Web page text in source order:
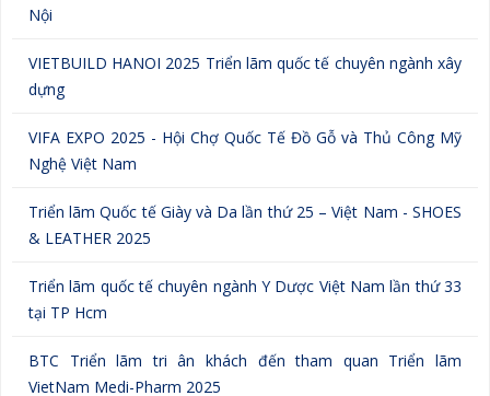
Nội
VIETBUILD HANOI 2025 Triển lãm quốc tế chuyên ngành xây
dựng
VIFA EXPO 2025 - Hội Chợ Quốc Tế Đồ Gỗ và Thủ Công Mỹ
Nghệ Việt Nam
Triển lãm Quốc tế Giày và Da lần thứ 25 – Việt Nam - SHOES
& LEATHER 2025
Triển lãm quốc tế chuyên ngành Y Dược Việt Nam lần thứ 33
tại TP Hcm
BTC Triển lãm tri ân khách đến tham quan Triển lãm
VietNam Medi-Pharm 2025